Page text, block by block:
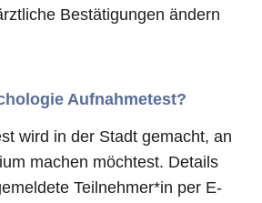
Bestätigungen ändern
Aufnahmetest?
wird in der Stadt gemacht, an
machen möchtest. Details
Teilnehmer*in per E-